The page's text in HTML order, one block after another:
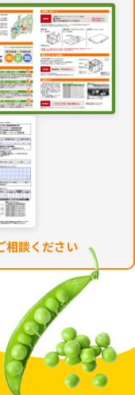
談ください